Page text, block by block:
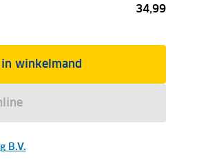
34,99
in winkelmand
B.V.